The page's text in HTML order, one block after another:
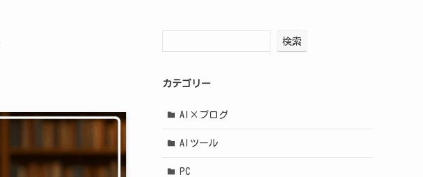
検索
カテゴリー
AI×ブログ
AIツール
PC